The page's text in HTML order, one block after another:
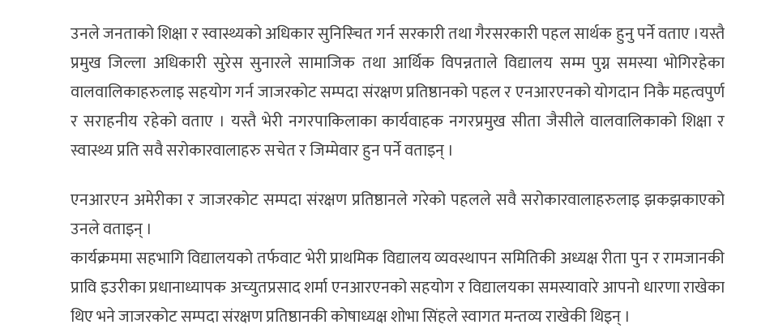
उनले जनताको शिक्षा र स्वास्थ्यको अधिकार सुनिस्चित गर्न सरकारी तथा गैरसरकारी पहल सार्थक हुनु पर्ने वताए ।यस्तै
प्रमुख जिल्ला अधिकारी सुरेस सुनारले सामाजिक तथा आर्थिक विपन्नताले विद्यालय सम्म पुग्न समस्या भोगिरहेका
वालवालिकाहरुलाइ सहयोग गर्न जाजरकोट सम्पदा संरक्षण प्रतिष्ठानको पहल र एनआरएनको योगदान निकै महत्वपुर्ण
र सराहनीय रहेको वताए । यस्तै भेरी नगरपाकिलाका कार्यवाहक नगरप्रमुख सीता जैसीले वालवालिकाको शिक्षा र
स्वास्थ्य प्रति सवै सरोकारवालाहरु सचेत र जिम्मेवार हुन पर्ने वताइन् ।
एनआरएन अमेरीका र जाजरकोट सम्पदा संरक्षण प्रतिष्ठानले गरेको पहलले सवै सरोकारवालाहरुलाइ झकझकाएको
उनले वताइन् ।
कार्यक्रममा सहभागि विद्यालयको तर्फवाट भेरी प्राथमिक विद्यालय व्यवस्थापन समितिकी अध्यक्ष रीता पुन र रामजानकी
प्रावि इउरीका प्रधानाध्यापक अच्युतप्रसाद शर्मा एनआरएनको सहयोग र विद्यालयका समस्यावारे आपनो धारणा राखेका
थिए भने जाजरकोट सम्पदा संरक्षण प्रतिष्ठानकी कोषाध्यक्ष शोभा सिंहले स्वागत मन्तव्य राखेकी थिइन् ।